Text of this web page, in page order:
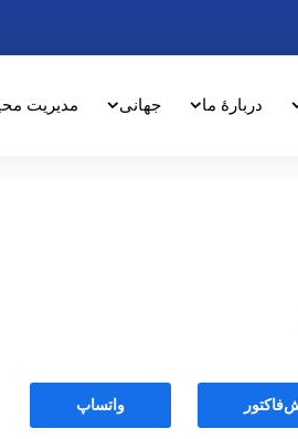
دربارهٔ ما جهانی مدیریت
واتساپ